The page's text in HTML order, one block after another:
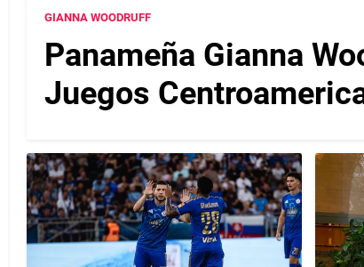
GIANNA WOODRUFF
Panameña Gianna
Juegos